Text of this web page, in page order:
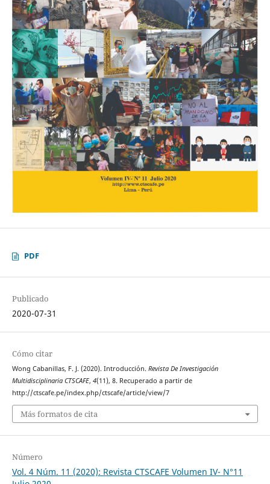
PDF
Publicado
2020-07-31
Cómo citar
Wong Cabanillas, F. J. (2020). Introducción. Revista De Investigación
Multidisciplinaria CTSCAFE, 4(11), 8. Recuperado a partir de
http://ctscafe.pe/index.php/ctscafe/article/view/7
Más formatos de cita
Número
Vol. 4 Núm. 11 (2020): Revista CTSCAFE Volumen IV- N°11